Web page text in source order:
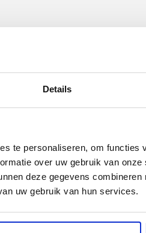
Details
te personaliseren, om functies
over uw gebruik van
deze gegevens
uw gebruik van hun services.